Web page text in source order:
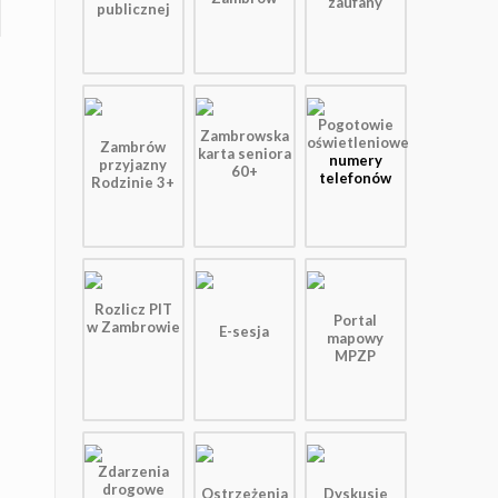
publicznej
Zambrów
przyjazny
Rodzinie 3+
Zambrowska
karta seniora
60+
Pogotowie
oświetleniowe
numery
telefonów
Rozlicz PIT
w Zambrowie
E-sesja
Portal
mapowy
MPZP
Zdarzenia
drogowe
Ostrzeżenia Dyskusje